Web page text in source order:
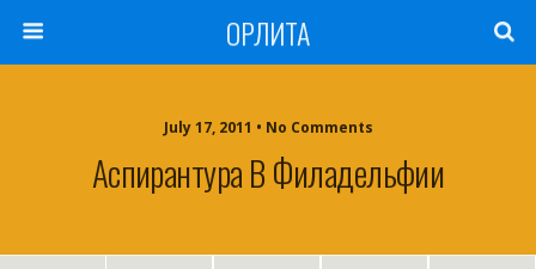
ОРЛИТА
July 17, 2011 • No Comments
Аспирантура В Филадельфии